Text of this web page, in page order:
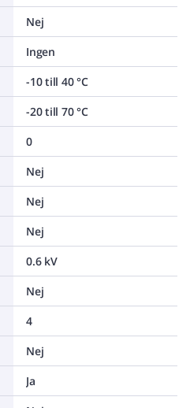
Nej
Ingen
-10 till 40 °C
-20 till 70 °C
0
Nej
Nej
Nej
0.6 kV
Nej
4
Nej
Ja